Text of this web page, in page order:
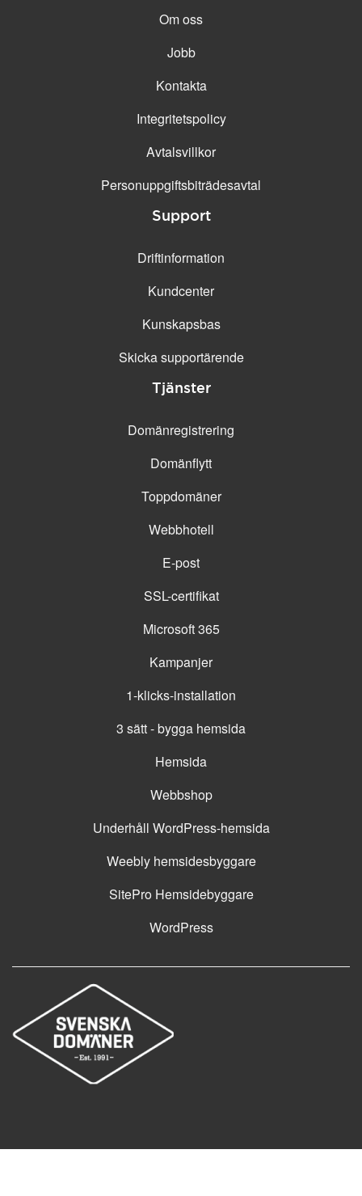
Om oss
Jobb
Kontakta
Integritetspolicy
Avtalsvillkor
Personuppgifts­biträdesavtal
Support
Driftinformation
Kundcenter
Kunskapsbas
Skicka supportärende
Tjänster
Domänregistrering
Domänflytt
Toppdomäner
Webbhotell
E-post
SSL-certifikat
Microsoft 365
Kampanjer
1-klicks-installation
3 sätt - bygga hemsida
Hemsida
Webbshop
Underhåll WordPress-hemsida
Weebly hemsidesbyggare
SitePro Hemsidebyggare
WordPress